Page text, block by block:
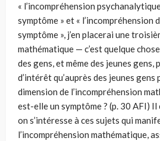
« l’incompréhension
symptôme » et « l’incompréhension
symptôme », j’en placerai une
mathématique — c’est quelque
des gens, et même des jeunes gens,
d’intérêt qu’auprès des jeunes
dimension de l’incompréhension
est-elle un symptôme ? (p. 30 AFI)
on s’intéresse à ces sujets qui
l’incompréhension mathématique,